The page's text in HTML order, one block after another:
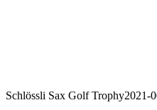
Schlössli Sax Golf Trophy2021-